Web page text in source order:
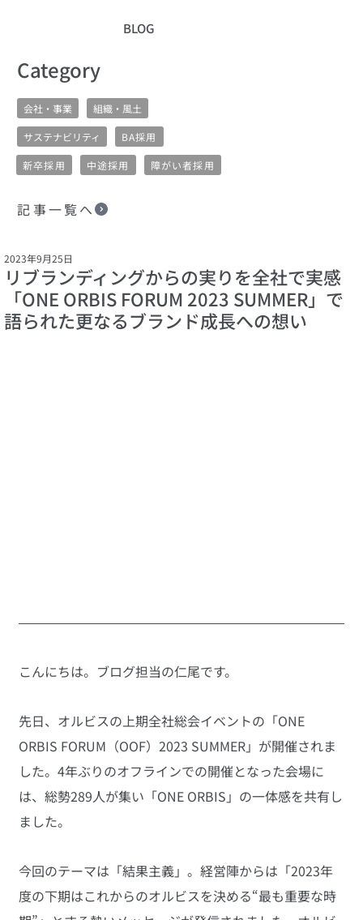
BLOG
​Category
会社・事業 組織・風土
サステナビリティ BA採用
記事一覧へ
新卒採用 中途採用 障がい者採用
リブランディングからの実りを全社で実感
「ONE ORBIS FORUM 2023 SUMMER」で
語られた更なるブランド成長への想い
2023年9月25日
こんにちは。ブログ担当の仁尾です。
先日、オルビスの上期全社総会イベントの「ONE
ORBIS FORUM（OOF）2023 SUMMER」が開催されま
した。4年ぶりのオフラインでの開催となった会場に
は、総勢289人が集い「ONE ORBIS」の一体感を共有し
ました。
今回のテーマは「結果主義」。経営陣からは「2023年
度の下期はこれからのオルビスを決める“最も重要な時